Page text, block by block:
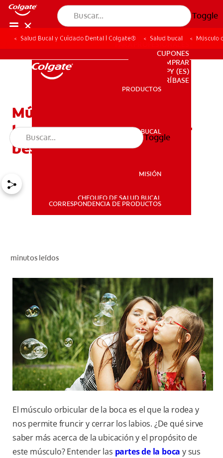
Toggle
PRODUCTOS
SALUD BUCAL
PARA PROFESIONALES
CUPONES
DONDE COMPRAR
PY (ES)
SUSCRÍBASE
PARA PROFESIONALES
CUPONES
DONDE COMPRAR
PY (ES)
SUSCRÍBASE
PRODUCTOS
SALUD BUCAL
MISIÓN
CHEQUEO DE SALUD BUCAL
CORRESPONDENCIA DE PRODUCTOS
Toggle
Salud Bucal y Cuidado Dental | Colgate® Salud bucal Músculo
Músculo orbicular de la
boca: el músculo para dar
besos
minutos leídos
El músculo orbicular de la boca es el que la rodea y
nos permite fruncir y cerrar los labios. ¿De qué sirve
saber más acerca de la ubicación y el propósito de
este músculo? Entender las partes de la boca y sus